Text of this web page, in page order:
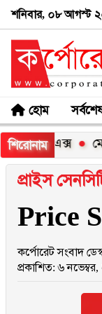
শনিবার, ০৮ আগস্ট
হোম
শিরোনামমেঘনার
প্রাইস
Price
কর্পোরেট সংবাদ
প্রকাশিত: ৬